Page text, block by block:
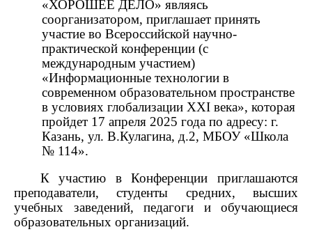
«ХОРОШЕЕ ДЕЛО» являясь
соорганизатором, приглашает принять
участие во Всероссийской научно-
практической конференции (с
международным участием)
«Информационные технологии в
современном образовательном пространстве
в условиях глобализации XXI века», которая
пройдет 17 апреля 2025 года по адресу: г.
Казань, ул. В.Кулагина, д.2, МБОУ «Школа
№ 114».
К участию в Конференции приглашаются
преподаватели, студенты средних, высших
учебных заведений, педагоги и обучающиеся
образовательных организаций.